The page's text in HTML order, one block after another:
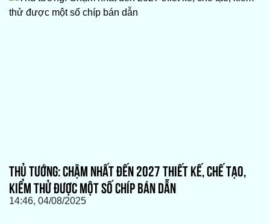
THỦ TƯỚNG: CHẬM NHẤT ĐẾN 2027 THIẾT KẾ, CHẾ TẠO,
KIỂM THỬ ĐƯỢC MỘT SỐ CHÍP BÁN DẪN
14:46, 04/08/2025